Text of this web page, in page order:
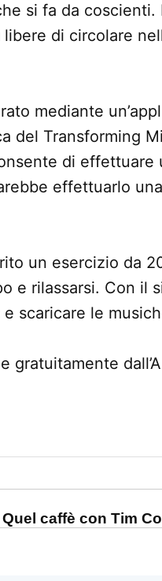
si fa da
di circolare
mediante
del Transforming
di effettuare
effettuarlo
un esercizio da
e rilassarsi. Con il
scaricare le
gratuitamente
Quel caffè con Tim